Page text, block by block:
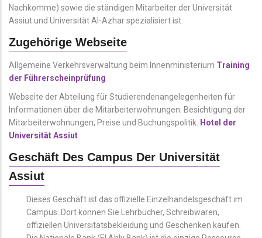
Nachkomme) sowie die ständigen Mitarbeiter der Universität
Assiut und Universität Al-Azhar spezialisiert ist.
Zugehörige Webseite
Allgemeine Verkehrsverwaltung beim Innenministerium Training
der Führerscheinprüfung
Webseite der Abteilung für Studierendenangelegenheiten für
Informationen über die Mitarbeiterwohnungen: Besichtigung der
Mitarbeiterwohnungen, Preise und Buchungspolitik.
Hotel der
Universität Assiut
Geschäft Des Campus Der Universität
Assiut
Dieses Geschäft ist das offizielle Einzelhandelsgeschäft im
Campus. Dort können Sie Lehrbücher, Schreibwaren,
offiziellen Universitätsbekleidung und Geschenken kaufen.